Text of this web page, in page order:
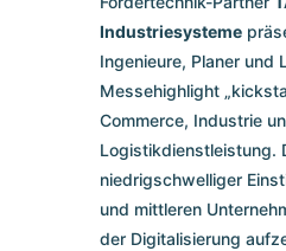
Industriesysteme
Ingenieure, Planer und
Messehighlight
Commerce, Industrie
Logistikdienstleistung.
niedrigschwelliger
und mittleren
der Digitalisierung